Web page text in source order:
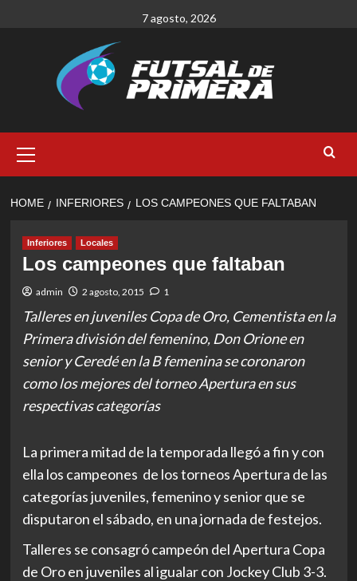
7 agosto, 2026
Menu
HOME INFERIORES LOS CAMPEONES QUE FALTABAN
Inferiores Locales
Los campeones que faltaban
admin 2 agosto, 2015 1
Talleres en juveniles Copa de Oro, Cementista en la
Primera división del femenino, Don Orione en
senior y Ceredé en la B femenina se coronaron
como los mejores del torneo Apertura en sus
respectivas categorías
La primera mitad de la temporada llegó a fin y con
ella los campeones de los torneos Apertura de las
categorías juveniles, femenino y senior que se
disputaron el sábado, en una jornada de festejos.
Talleres se consagró campeón del Apertura Copa
de Oro en juveniles al igualar con Jockey Club 3-3.